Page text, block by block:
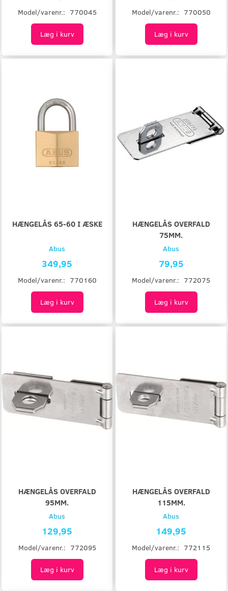
Model/varenr.: 770045
Læg i kurv
Model/varenr.: 770050
Læg i kurv
HÆNGELÅS 65-60 I ÆSKE
Abus
349,95
Model/varenr.: 770160
Læg i kurv
HÆNGELÅS OVERFALD
75MM.
Abus
79,95
Model/varenr.: 772075
Læg i kurv
HÆNGELÅS OVERFALD
95MM.
Abus
129,95
Model/varenr.: 772095
Læg i kurv
HÆNGELÅS OVERFALD
115MM.
Abus
149,95
Model/varenr.: 772115
Læg i kurv